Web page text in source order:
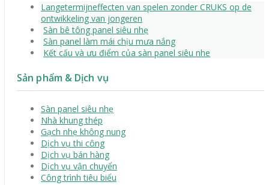
Langetermijneffecten van spelen zonder CRUKS op de
ontwikkeling van jongeren
Sàn bê tông panel siêu nhẹ
Sàn panel làm mái chịu mưa nắng
Kết cấu và ưu điểm của sàn panel siêu nhe
Sản phẩm & Dịch vụ
Sàn panel siêu nhẹ
Nhà khung thép
Gạch nhẹ không nung
Dịch vụ thi công
Dịch vụ bán hàng
Dịch vụ vận chuyển
Công trình tiêu biểu